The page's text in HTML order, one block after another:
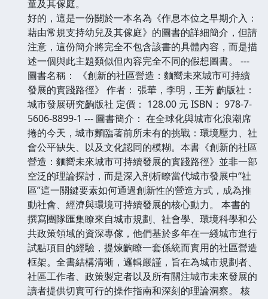
童及其傢庭。
好的，這是一份關於一本名為《作息本位之早期介入：
藉由常規支持幼兒及其傢庭》的圖書的詳細簡介，但請
注意，這份簡介將完全不包含該書的具體內容，而是描
述一個與此主題類似但內容完全不同的假想圖書。 ---
圖書名稱： 《創新的社區營造：麵嚮未來城市可持續
發展的實踐路徑》 作者： 張華，李明，王芳 齣版社：
城市發展研究齣版社 定價： 128.00 元 ISBN： 978-7-
5606-8899-1 --- 圖書簡介： 在全球化與城市化浪潮席
捲的今天，城市麵臨著前所未有的挑戰：環境壓力、社
會公平缺失、以及文化認同的模糊。本書《創新的社區
營造：麵嚮未來城市可持續發展的實踐路徑》並非一部
空泛的理論探討，而是深入剖析瞭當代城市發展中“社
區”這一關鍵要素如何通過創新性的營造方式，成為推
動社會、經濟與環境可持續發展的核心動力。 本書的
撰寫團隊匯集瞭來自城市規劃、社會學、環境科學和公
共政策領域的資深專傢，他們基於多年在一綫城市進行
試點項目的經驗，提煉齣瞭一套係統而實用的社區營造
框架。全書結構清晰，邏輯嚴謹，旨在為城市規劃者、
社區工作者、政策製定者以及所有關注城市未來發展的
讀者提供切實可行的操作指南和深刻的理論洞察。 核